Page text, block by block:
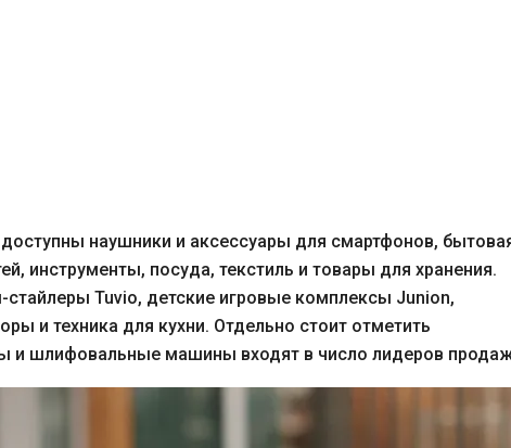
наушники и аксессуары для смартфонов,
инструменты, посуда, текстиль и товары для хранения.
Tuvio, детские игровые комплексы Junion,
и техника для кухни. Отдельно стоит отметить
и шлифовальные машины входят в число лидеров